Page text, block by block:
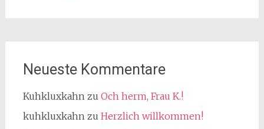
Neueste Kommentare
Kuhkluxkahn zu Och herm, Frau K.!
kuhkluxkahn zu Herzlich willkommen!